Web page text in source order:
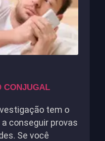
CONJUGAL
tem o
conseguir provas
Se você